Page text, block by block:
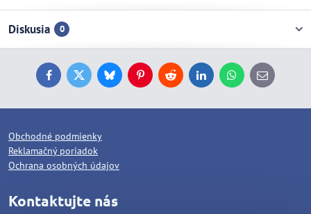
Diskusia 0
FacebookTwitterBlueskyPinterestReddit LinkedInWhatsApp
E-
mail
Obchodné podmienky
Reklamačný poriadok
Ochrana osobných údajov
Kontaktujte nás